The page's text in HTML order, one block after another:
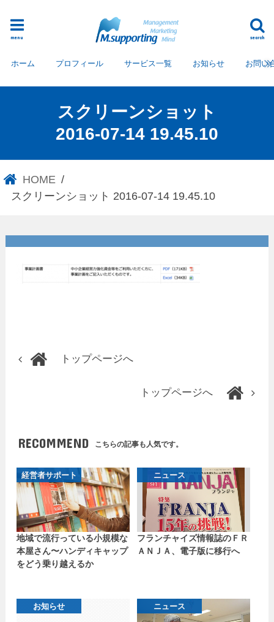
search
menu
ホーム プロフィール サービス一覧 お知らせ お問い
スクリーンショット
2016-07-14 19.45.10
HOME
スクリーンショット 2016-07-14 19.45.10
スクリーンショット 2016-07-
トップページへ
トップページへ
RECOMMEND こちらの記事も人気です。
経営者サポート
地域で流行っている小規模な
本屋さん〜ハンディキャップ
をどう乗り越えるか
ニュース
フランチャイズ情報誌のＦＲ
ＡＮＪＡ、電子版に移行へ
お知らせ ニュース